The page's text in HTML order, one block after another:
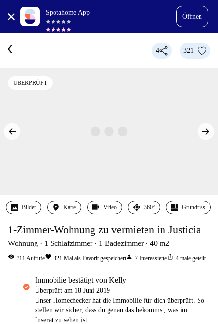
Spotahome App
Öffnen
4 321
ÜBERPRÜFT
Bilder Karte Video 360º Grundriss
1-Zimmer-Wohnung zu vermieten in Justicia
Wohnung 1 Schlafzimmer 1 Badezimmer 40 m2
visibility 711Aufrufefavorite 321 Mal als Favorit gespeichertperson 7 Interessierteios_share 4 male geteilt
Immobilie bestätigt von Kelly
Überprüft am 18 Juni 2019
Unser Homechecker hat die Immobilie für dich überprüft. So
stellen wir sicher, dass du genau das bekommst, was im
Inserat zu sehen ist.